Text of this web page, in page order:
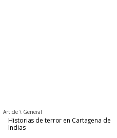
Article \ General
Historias de terror en Cartagena de
Indias